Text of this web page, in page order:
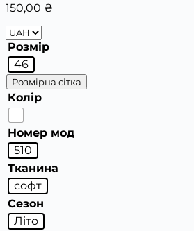
150,00 ₴
Розмір
46
Розмірна сітка
Колір
Номер мод
510
Тканина
софт
Сезон
Літо